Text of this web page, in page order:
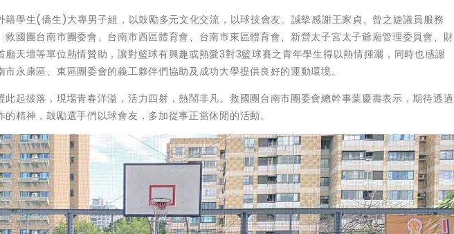
籍學生(僑生)大專男子組，以鼓勵多元文化交流，以球技會友。誠摰感謝王家貞、曾之婕議員服務
救國團台南市團委會、台南市西區體育會、台南市東區體育會、新營太子宮太子爺廟管理委員會、財
廟天壇等單位熱情贊助，讓對籃球有興趣或熱愛3對3籃球賽之青年學生得以熱情揮灑，同時也感謝
永康區、東區團委會的義工夥伴們協助及成功大學提供良好的運動環境。
此起彼落，現場青春洋溢，活力四射，熱鬧非凡。救國團台南市團委會總幹事葉慶壽表示，期待透過
精神，鼓勵選手們以球會友，多加從事正當休閒的活動。